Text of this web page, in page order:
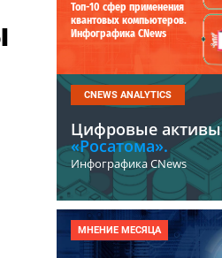
Топ-10 сфер применения
квантовых компьютеров.
Инфографика CNews
CNEWS ANALYTICS
Цифровые активы
«Росатома».
Инфографика CNews
МНЕНИЕ МЕСЯЦА